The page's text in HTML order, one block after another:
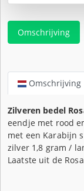
Omschrijving
Omschrijving
Zilveren bedel
eendje met rood
met een Karabijn
zilver 1,8 gram /
Laatste uit de